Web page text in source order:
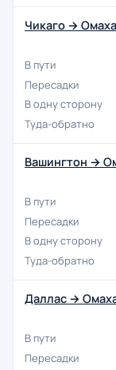
Чикаго → Омаха
Вашингтон →
Даллас →